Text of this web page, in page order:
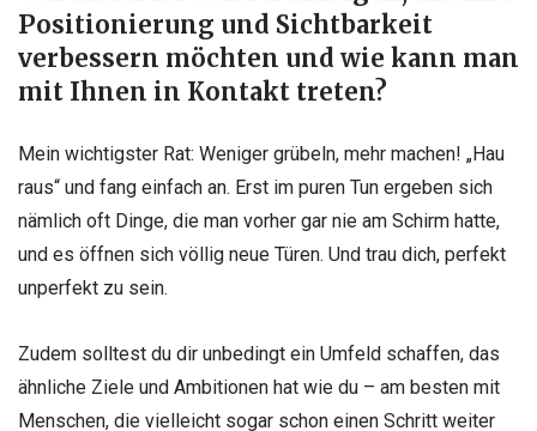
Positionierung und Sichtbarkeit
verbessern möchten und wie kann man
mit Ihnen in Kontakt treten?
Mein wichtigster Rat: Weniger grübeln, mehr machen! „Hau
raus“ und fang einfach an. Erst im puren Tun ergeben sich
nämlich oft Dinge, die man vorher gar nie am Schirm hatte,
und es öffnen sich völlig neue Türen. Und trau dich, perfekt
unperfekt zu sein.
Zudem solltest du dir unbedingt ein Umfeld schaffen, das
ähnliche Ziele und Ambitionen hat wie du – am besten mit
Menschen, die vielleicht sogar schon einen Schritt weiter